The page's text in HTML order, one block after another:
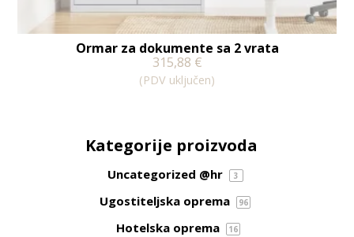
Ormar za dokumente sa 2 vrata
315,88 €
(PDV uključen)
Kategorije proizvoda
Uncategorized @hr 3
Ugostiteljska oprema 96
Hotelska oprema 16